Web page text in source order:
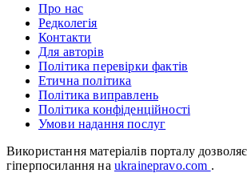
Про нас
Редколегія
Контакти
Для авторів
Політика перевірки фактів
Етична політика
Політика виправлень
Політика конфіденційності
Умови надання послуг
Використання матеріалів порталу
гіперпосилання на ukrainepravo.com .